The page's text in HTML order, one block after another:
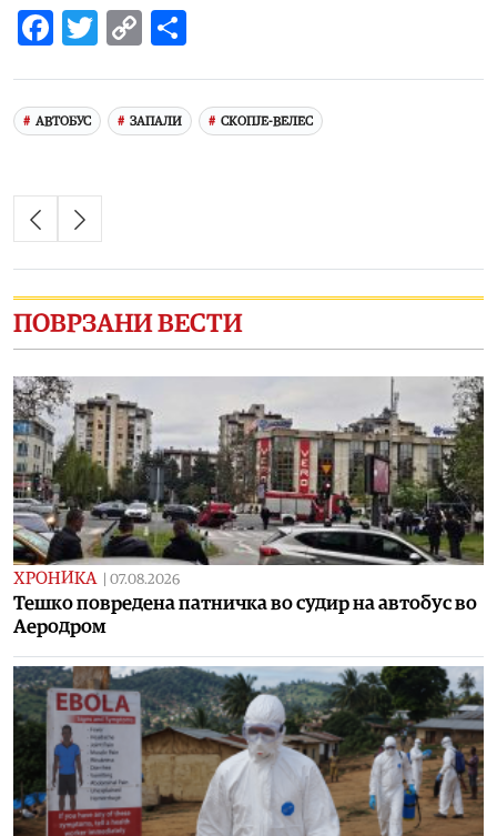
Facebook
Twitter
Copy
АВТОБУС ЗАПАЛИ СКОПЈЕ-ВЕЛЕС
ПОВРЗАНИ ВЕСТИ
ХРОНИКА 07.08.2026
Тешко повредена патничка во судир на автобус во
Аеродром